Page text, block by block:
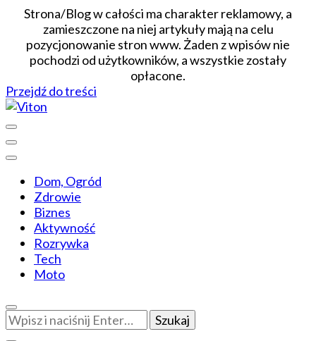
Strona/Blog w całości ma charakter reklamowy, a
zamieszczone na niej artykuły mają na celu
pozycjonowanie stron www. Żaden z wpisów nie
pochodzi od użytkowników, a wszystkie zostały
opłacone.
Przejdź do treści
Viton
Dom, Ogród
Zdrowie
Biznes
Aktywność
Rozrywka
Tech
Moto
Szukasz
czegoś?